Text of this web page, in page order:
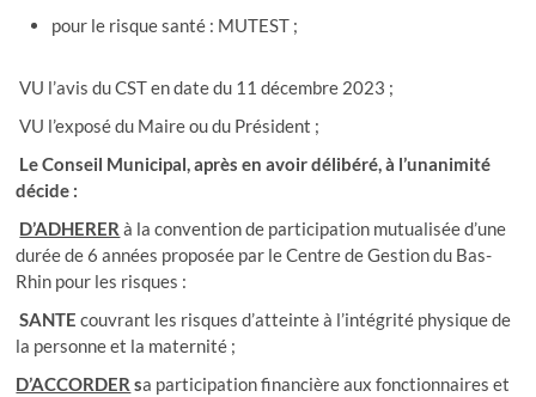
pour le risque santé : MUTEST ;
VU l’avis du CST en date du 11 décembre 2023 ;
VU l’exposé du Maire ou du Président ;
Le Conseil Municipal, après en avoir délibéré, à l’unanimité
décide :
D’ADHERER à la convention de participation mutualisée d’une
durée de 6 années proposée par le Centre de Gestion du Bas-
Rhin pour les risques :
SANTEcouvrant les risques d’atteinte à l’intégrité physique de
la personne et la maternité ;
D’ACCORDER sa participation financière aux fonctionnaires et